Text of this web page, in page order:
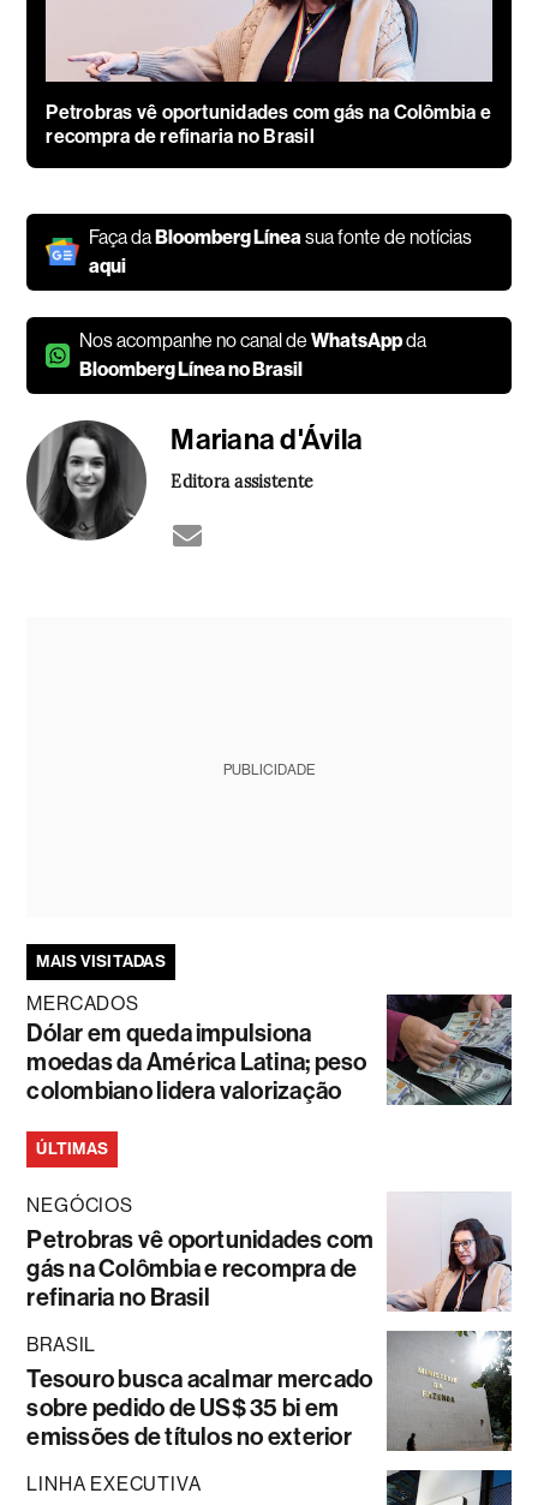
Petrobras vê oportunidades com gás na Colômbia e
recompra de refinaria no Brasil
Faça daBloomberg Línea sua fonte de notícias
aqui
Nos acompanhe no canal deWhatsAppda
Bloomberg Línea no Brasil
Mariana d'Ávila
Editora assistente
PUBLICIDADE
MAIS VISITADAS
MERCADOS
Dólar em queda impulsiona
moedas da América Latina; peso
colombiano lidera valorização
ÚLTIMAS
NEGÓCIOS
Petrobras vê oportunidades com
gás na Colômbia e recompra de
refinaria no Brasil
BRASIL
Tesouro busca acalmar mercado
sobre pedido de US$ 35 bi em
emissões de títulos no exterior
LINHA EXECUTIVA